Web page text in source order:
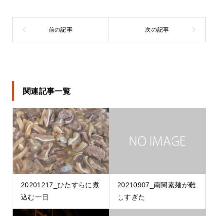
関連記事一覧
20201217_ひたすらに煮
込む一日
20210907_南関素麺が難
しすぎた